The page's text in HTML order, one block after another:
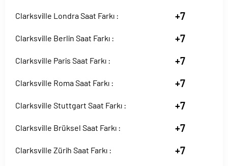
Clarksville Londra Saat Farkı : +7
Clarksville Berlin Saat Farkı : +7
Clarksville Paris Saat Farkı : +7
Clarksville Roma Saat Farkı : +7
Clarksville Stuttgart Saat Farkı : +7
Clarksville Brüksel Saat Farkı : +7
Clarksville Zürih Saat Farkı : +7